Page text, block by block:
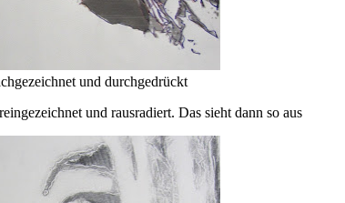
und durchgedrückt
und rausradiert. Das sieht dann so aus